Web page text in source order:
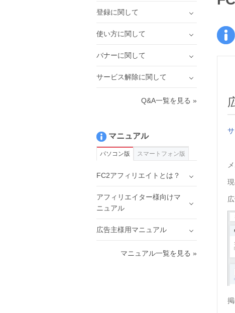
登録に関して
使い方に関して
バナーに関して
サービス解除に関して
Q&A一覧を見る »
マニュアル
パソコン版 スマートフォン版
FC2アフィリエイトとは？
アフィリエイター様向けマ
ニュアル
広告主様用マニュアル
マニュアル一覧を見る »